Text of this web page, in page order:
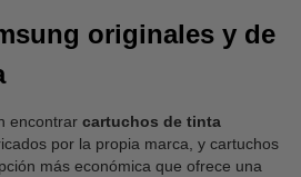
originales y de
encontrar cartuchos de tinta
por la propia marca, y cartuchos
más económica que ofrece una